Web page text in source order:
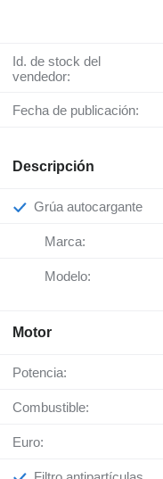
Id. de stock del
vendedor:
Fecha de publicación:
Descripción
Grúa autocargante
Marca:
Modelo:
Motor
Potencia:
Combustible:
Euro: